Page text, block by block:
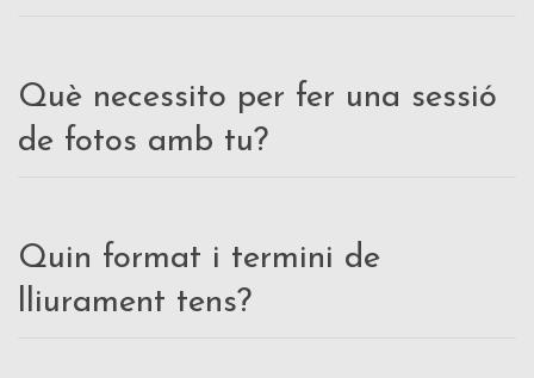
Què necessito per fer una sessió
de fotos amb tu?
Quin format i termini de
lliurament tens?